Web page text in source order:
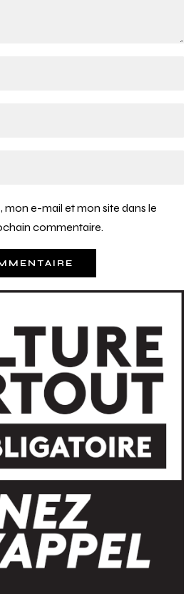
mon e-mail et mon site dans le
commentaire.